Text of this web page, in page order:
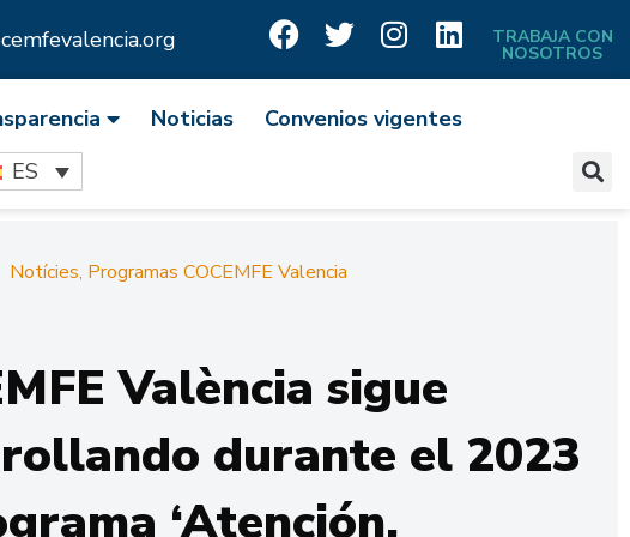
TRABAJA CON
NOSOTROS
Noticias
Convenios vigentes
ES
Notícies, Programas COCEMFE Valencia
València sigue
durante el 2023
‘Atención,